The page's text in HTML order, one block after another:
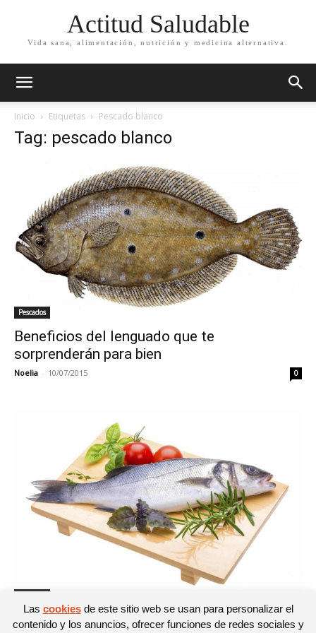
Actitud Saludable
Vida sana, alimentación, nutrición y medicina alternativa.
Inicio Etiquetas Pescado blanco
Tag: pescado blanco
Pescados
Beneficios del lenguado que te
sorprenderán para bien
Noelia - 10/07/2015 0
¿Pescado blanco o pescado azul?, ambos
Las cookiesde este sitio web se usan para personalizar el
contenido y los anuncios, ofrecer funciones de redes sociales y